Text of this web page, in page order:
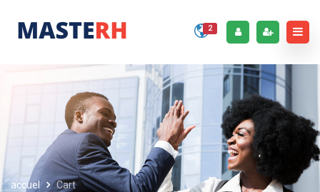
2
accuel Cart